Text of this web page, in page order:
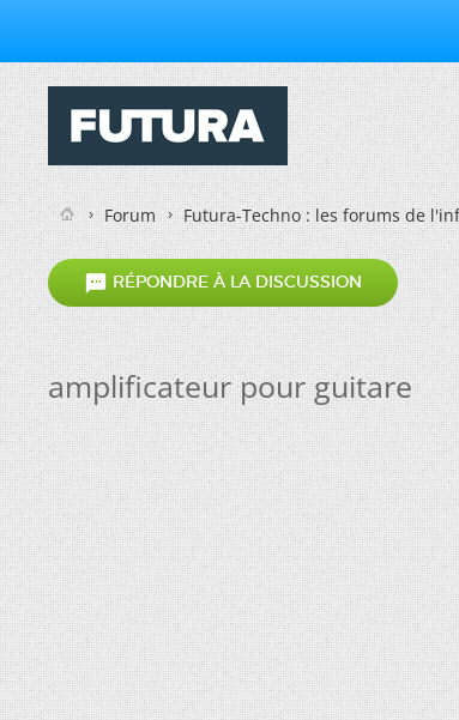
Forum Futura-Techno : les forums de
 RÉPONDRE À LA DISCUSSION
amplificateur pour guitare